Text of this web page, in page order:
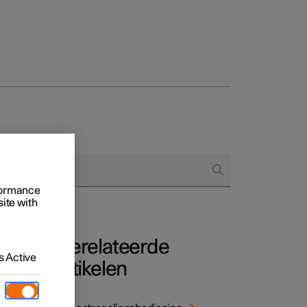
zorgt
Gerelateerde
artikelen
with
Active